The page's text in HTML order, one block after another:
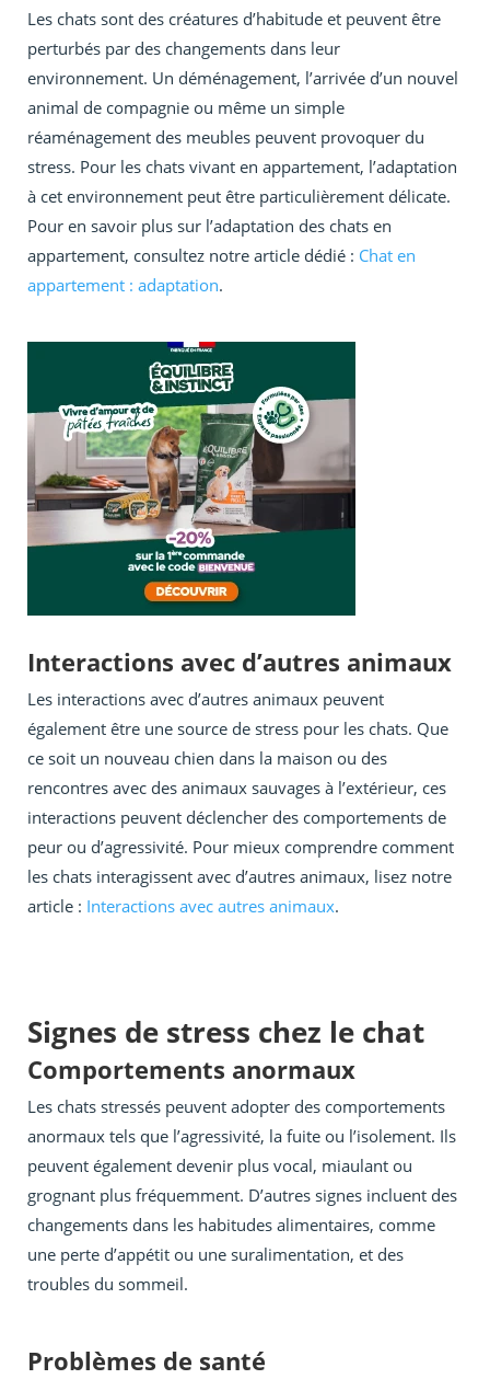
Les chats sont des créatures d’habitude et peuvent être
perturbés par des changements dans leur
environnement. Un déménagement, l’arrivée d’un nouvel
animal de compagnie ou même un simple
réaménagement des meubles peuvent provoquer du
stress. Pour les chats vivant en appartement, l’adaptation
à cet environnement peut être particulièrement délicate.
Pour en savoir plus sur l’adaptation des chats en
appartement, consultez notre article dédié : Chat en
appartement : adaptation.
Interactions avec d’autres animaux
Les interactions avec d’autres animaux peuvent
également être une source de stress pour les chats. Que
ce soit un nouveau chien dans la maison ou des
rencontres avec des animaux sauvages à l’extérieur, ces
interactions peuvent déclencher des comportements de
peur ou d’agressivité. Pour mieux comprendre comment
les chats interagissent avec d’autres animaux, lisez notre
article : Interactions avec autres animaux.
Signes de stress chez le chat
Comportements anormaux
Les chats stressés peuvent adopter des comportements
anormaux tels que l’agressivité, la fuite ou l’isolement. Ils
peuvent également devenir plus vocal, miaulant ou
grognant plus fréquemment. D’autres signes incluent des
changements dans les habitudes alimentaires, comme
une perte d’appétit ou une suralimentation, et des
troubles du sommeil.
Problèmes de santé